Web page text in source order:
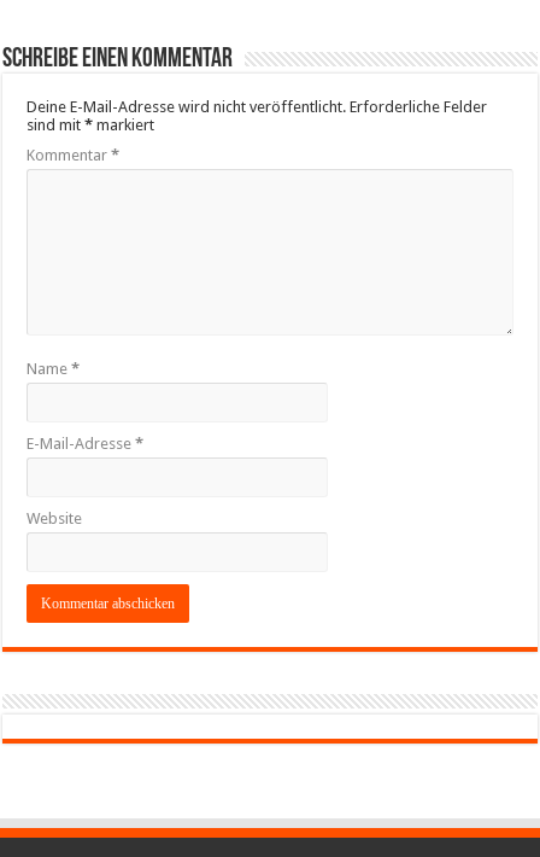
Schreibe einen Kommentar
Deine E-Mail-Adresse wird nicht veröffentlicht. Erforderliche Felder
sind mit* markiert
Kommentar*
Name*
E-Mail-Adresse*
Website